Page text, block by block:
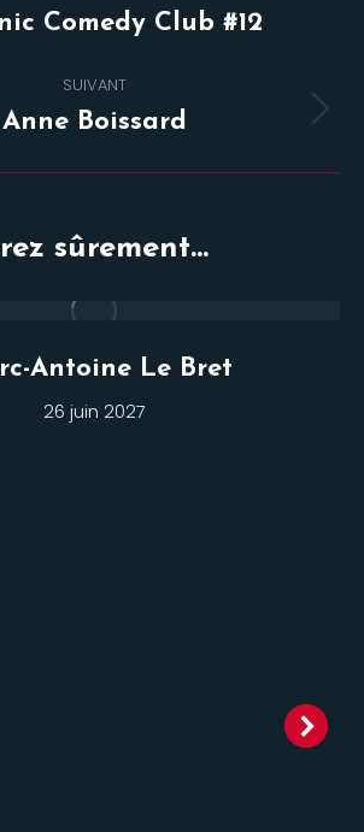
Onglet
Comedy Club #12
SUIVANT
Projets
Anne Boissard
sûrement...
Antoine Le Bret
26 juin 2027